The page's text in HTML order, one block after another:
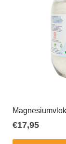
€17,95